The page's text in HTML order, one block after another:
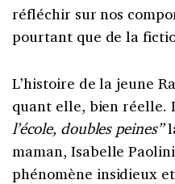
réfléchir sur nos
pourtant que de la
L’histoire de la jeune
quant elle, bien réelle.
l’école, doubles peines”
maman, Isabelle
phénomène insidieux